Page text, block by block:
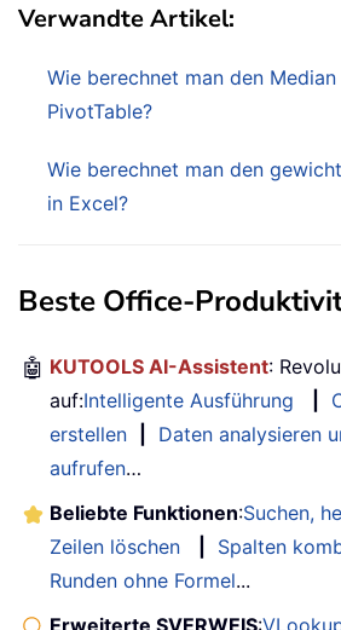
Verwandte Artikel:
Wie berechnet man den
PivotTable?
Wie berechnet man den
in Excel?
Beste Office-
🤖 KUTOOLS AI-Assistent:
auf:Intelligente Ausführung
erstellen
Daten analysieren
aufrufen…
Beliebte Funktionen:Suchen,
Zeilen löschen
Spalten
Runden ohne Formel...
Erweiterte SVERWEIS: